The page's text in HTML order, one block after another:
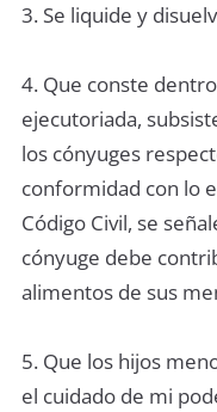
3. Se liquide y
4. Que conste
ejecutoriada,
los cónyuges
conformidad con lo
Código Civil, se
cónyuge debe
alimentos de sus
5. Que los hijos
el cuidado de mi